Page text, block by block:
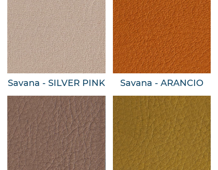
Savana - SILVER PINK Savana - ARANCIO